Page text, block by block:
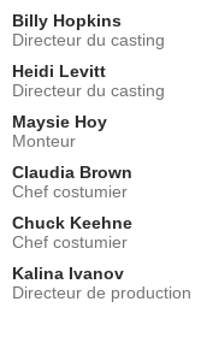
Billy Hopkins
Directeur du casting
Heidi Levitt
Directeur du casting
Maysie Hoy
Monteur
Claudia Brown
Chef costumier
Chuck Keehne
Chef costumier
Kalina Ivanov
Directeur de production